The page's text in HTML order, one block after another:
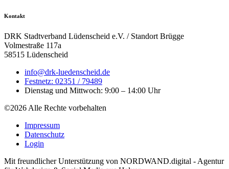
Kontakt
DRK Stadtverband Lüdenscheid e.V. / Standort Brügge
Volmestraße 117a
58515 Lüdenscheid
info@drk-luedenscheid.de
Festnetz: 02351 / 79489
Dienstag und Mittwoch: 9:00 – 14:00 Uhr
©2026 Alle Rechte vorbehalten
Impressum
Datenschutz
Login
Mit freundlicher Unterstützung von NORDWAND.digital - Agentur